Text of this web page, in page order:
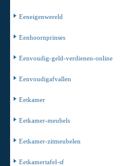
Eeneigenwereld
Eenhoornprinses
Eenvoudig-geld-verdienen-online
Eenvoudigafvallen
Eetkamer
Eetkamer-meubels
Eetkamer-zitmeubelen
Eetkamertafel-sf